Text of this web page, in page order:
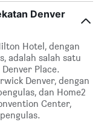
Denver
Hotel, dengan
adalah salah satu
Place.
Denver, dengan
dan Home2
Center,